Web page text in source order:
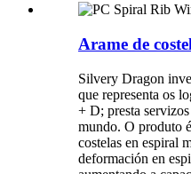
Arame de
Silvery Dragon
que representa os
+ D; presta
mundo. O produto
costelas en espiral
deformación en